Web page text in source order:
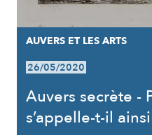
AUVERS ET LES ARTS
26/05/2020
Auvers secrète -
s’appelle-t-il